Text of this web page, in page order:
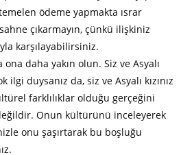
ödeme yapmakta ısrar
çıkarmayın, çünkü ilişkiniz
karşılayabilirsiniz.
ona daha yakın olun. Siz ve Asyalı
ilgi duysanız da, siz ve Asyalı kızınız
farklılıklar olduğu gerçeğini
Onun kültürünü inceleyerek
onu şaşırtarak bu boşluğu